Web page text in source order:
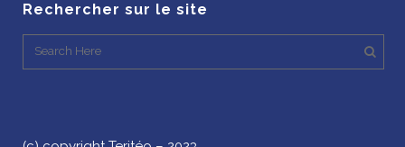
Rechercher sur le site